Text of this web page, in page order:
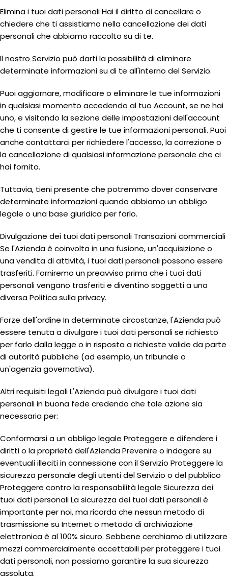
Elimina i tuoi dati personali Hai il diritto di cancellare o
chiedere che ti assistiamo nella cancellazione dei dati
personali che abbiamo raccolto su di te.
Il nostro Servizio può darti la possibilità di eliminare
determinate informazioni su di te all'interno del Servizio.
Puoi aggiornare, modificare o eliminare le tue informazioni
in qualsiasi momento accedendo al tuo Account, se ne hai
uno, e visitando la sezione delle impostazioni dell'account
che ti consente di gestire le tue informazioni personali. Puoi
anche contattarci per richiedere l'accesso, la correzione o
la cancellazione di qualsiasi informazione personale che ci
hai fornito.
Tuttavia, tieni presente che potremmo dover conservare
determinate informazioni quando abbiamo un obbligo
legale o una base giuridica per farlo.
Divulgazione dei tuoi dati personali Transazioni commerciali
Se l'Azienda è coinvolta in una fusione, un'acquisizione o
una vendita di attività, i tuoi dati personali possono essere
trasferiti. Forniremo un preavviso prima che i tuoi dati
personali vengano trasferiti e diventino soggetti a una
diversa Politica sulla privacy.
Forze dell'ordine In determinate circostanze, l'Azienda può
essere tenuta a divulgare i tuoi dati personali se richiesto
per farlo dalla legge o in risposta a richieste valide da parte
di autorità pubbliche (ad esempio, un tribunale o
un'agenzia governativa).
Altri requisiti legali L'Azienda può divulgare i tuoi dati
personali in buona fede credendo che tale azione sia
necessaria per:
Conformarsi a un obbligo legale Proteggere e difendere i
diritti o la proprietà dell'Azienda Prevenire o indagare su
eventuali illeciti in connessione con il Servizio Proteggere la
sicurezza personale degli utenti del Servizio o del pubblico
Proteggere contro la responsabilità legale Sicurezza dei
tuoi dati personali La sicurezza dei tuoi dati personali è
importante per noi, ma ricorda che nessun metodo di
trasmissione su Internet o metodo di archiviazione
elettronica è al 100% sicuro. Sebbene cerchiamo di utilizzare
mezzi commercialmente accettabili per proteggere i tuoi
dati personali, non possiamo garantire la sua sicurezza
assoluta.